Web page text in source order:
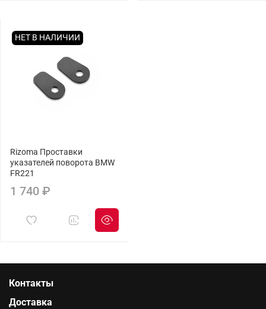
НЕТ В НАЛИЧИИ
Rizoma Проставки
указателей поворота BMW
FR221
1 740 ₽
Контакты
Доставка